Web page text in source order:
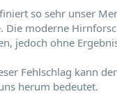
so sehr unser
Die moderne
jedoch ohne
Fehlschlag kann
herum bedeutet.